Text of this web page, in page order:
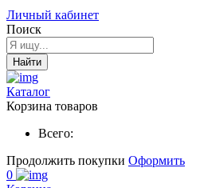
Личный кабинет
Поиск
Найти
Каталог
Корзина товаров
Всего:
Продолжить покупки Оформить
0